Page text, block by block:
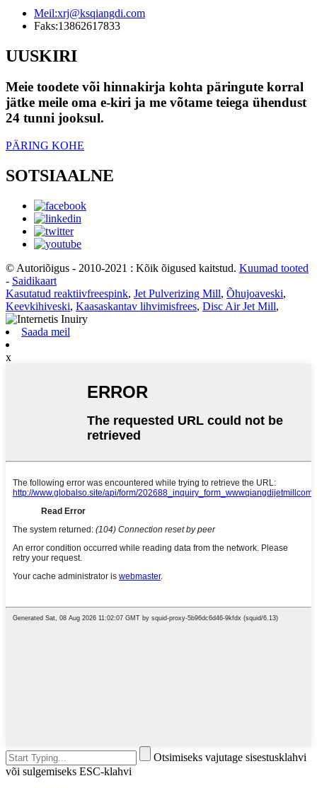
Meil:xrj@ksqiangdi.com
Faks:13862617833
UUSKIRI
Meie toodete või hinnakirja kohta päringute korral
jätke meile oma e-kiri ja me võtame teiega ühendust
24 tunni jooksul.
PÄRING KOHE
SOTSIAALNE
© Autoriõigus - 2010-2021 : Kõik õigused kaitstud. Kuumad tooted
- Saidikaart
Kasutatud reaktiivfreespink, Jet Pulverizing Mill, Õhujoaveski,
Keevkihiveski, Kaasaskantav lihvimisfrees, Disc Air Jet Mill,
Saada meil
x
Otsimiseks vajutage sisestusklahvi
või sulgemiseks ESC-klahvi